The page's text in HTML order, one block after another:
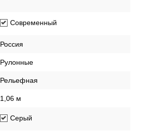
Современный
Россия
Рулонные
Рельефная
1,06 м
Серый